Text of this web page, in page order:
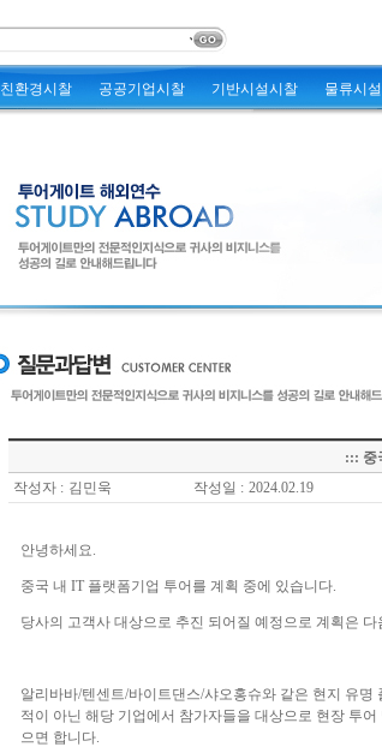
친환경시찰 공공기업시찰 기반시설시찰 물류시
::: 중
작성자 : 김민욱 작성일 : 2024.02.19
안녕하세요.
중국 내 IT 플랫폼기업 투어를 계획 중에 있습니다.
당사의 고객사 대상으로 추진 되어질 예정으로 계획은 다
알리바바/텐센트/바이트댄스/샤오홍슈와 같은 현지 유
적이 아닌 해당 기업에서 참가자들을 대상으로 현장 투
으면 합니다.